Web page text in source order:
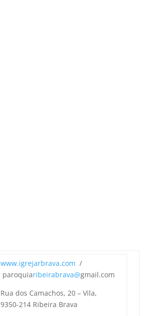
www.igrejarbrava.com /
paroquiaribeirabrava@gmail.com
Rua dos Camachos, 20 – Vila,
9350-214 Ribeira Brava